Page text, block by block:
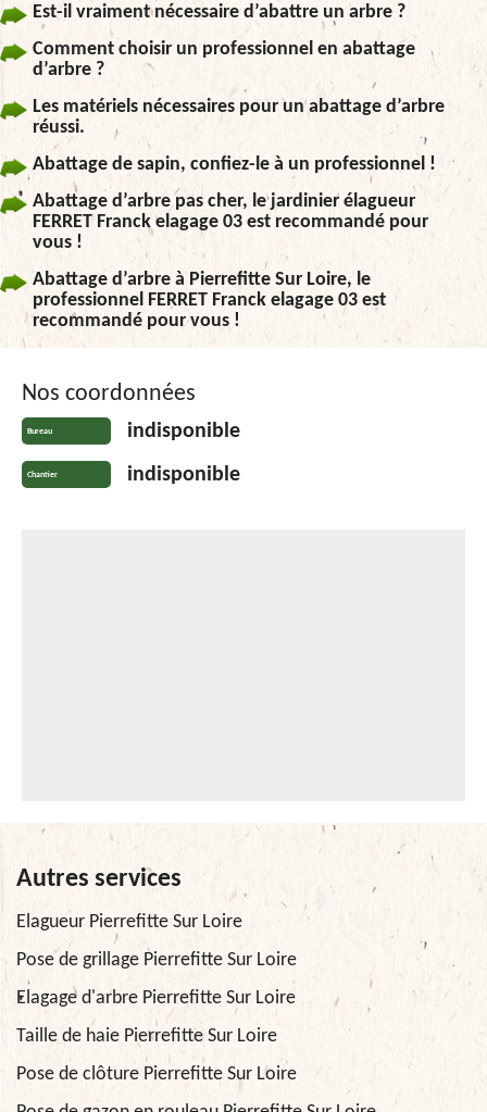
Est-il vraiment nécessaire d’abattre un arbre ?
Comment choisir un professionnel en abattage
d’arbre ?
Les matériels nécessaires pour un abattage d’arbre
réussi.
Abattage de sapin, confiez-le à un professionnel !
Abattage d’arbre pas cher, le jardinier élagueur
FERRET Franck elagage 03 est recommandé pour
vous !
Abattage d’arbre à Pierrefitte Sur Loire, le
professionnel FERRET Franck elagage 03 est
recommandé pour vous !
Nos coordonnées
Bureau indisponible
Chantier indisponible
Autres services
Elagueur Pierrefitte Sur Loire
Pose de grillage Pierrefitte Sur Loire
Elagage d'arbre Pierrefitte Sur Loire
Taille de haie Pierrefitte Sur Loire
Pose de clôture Pierrefitte Sur Loire